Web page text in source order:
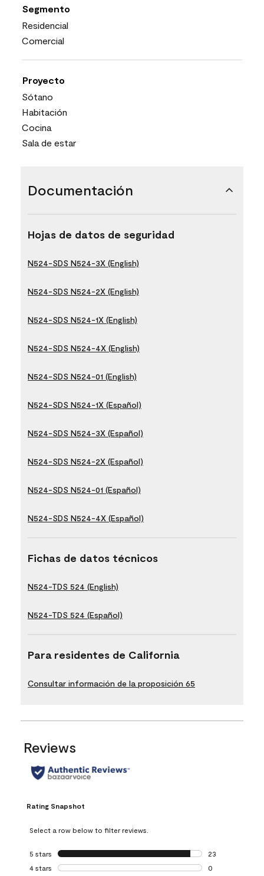
Segmento
Residencial
Comercial
Proyecto
Sótano
Habitación
Cocina
Sala de estar
Documentación
Hojas de datos de seguridad
N524-SDS N524-3X (English)
N524-SDS N524-2X (English)
N524-SDS N524-1X (English)
N524-SDS N524-4X (English)
N524-SDS N524-01 (English)
N524-SDS N524-1X (Español)
N524-SDS N524-3X (Español)
N524-SDS N524-2X (Español)
N524-SDS N524-01 (Español)
N524-SDS N524-4X (Español)
Fichas de datos técnicos
N524-TDS 524 (English)
N524-TDS 524 (Español)
Para residentes de California
Consultar información de la proposición 65
Reviews
Rating Snapshot
Select a row below to filter reviews.
5 stars stars
23
23 reviews with
4 stars stars
0